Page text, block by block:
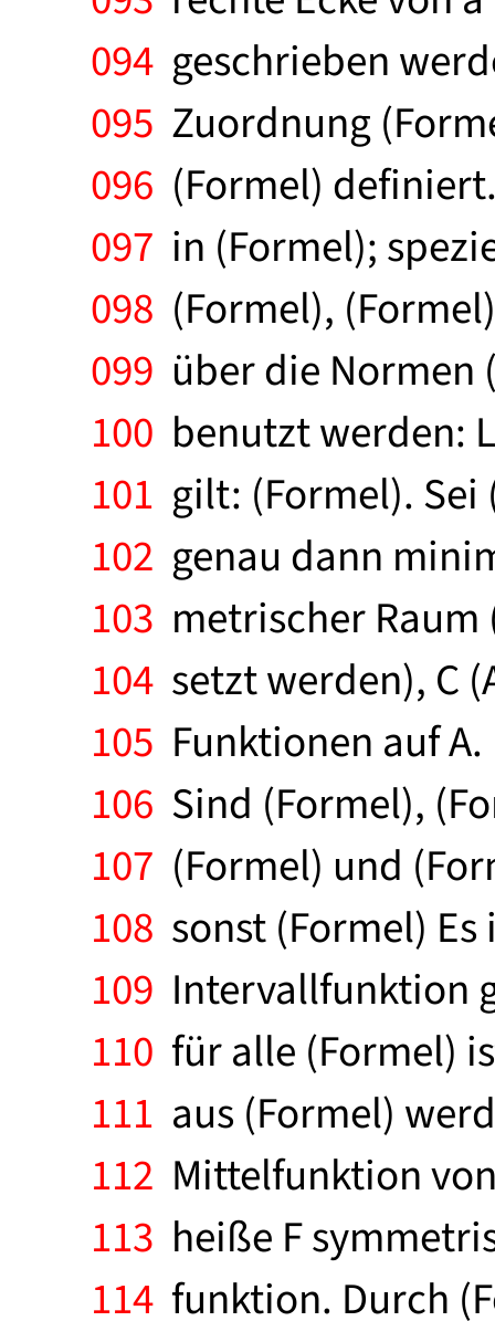
094 geschrieben
095 Zuordnung
096 (Formel)
097 in (Formel);
098 (Formel),
099 über die Normen
100 benutzt werden:
101 gilt: (Formel).
102 genau dann
103 metrischer
104 setzt werden), C
105 Funktionen auf
106 Sind (Formel),
107 (Formel) und
108 sonst (Formel)
109 Intervallfunktion
110 für alle (Formel)
111 aus (Formel)
112 Mittelfunktion
113 heiße F
114 funktion. Durch